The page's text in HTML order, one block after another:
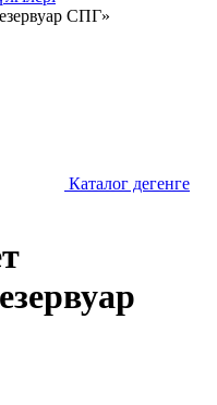
СПГ»
Каталог дегенге